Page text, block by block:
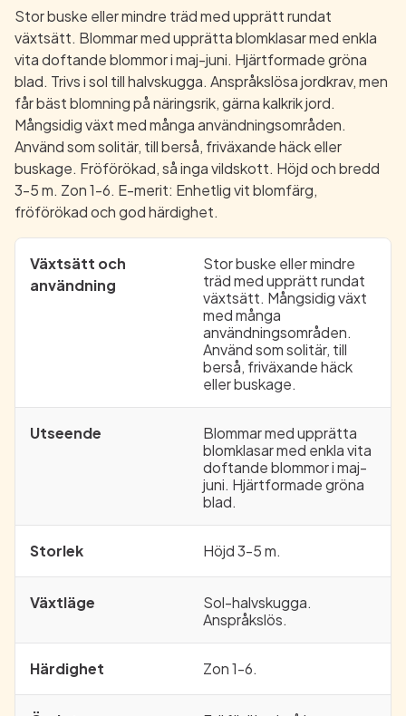
Stor buske eller mindre träd med upprätt rundat
växtsätt. Blommar med upprätta blomklasar med enkla
vita doftande blommor i maj-juni. Hjärtformade gröna
blad. Trivs i sol till halvskugga. Anspråkslösa jordkrav, men
får bäst blomning på näringsrik, gärna kalkrik jord.
Mångsidig växt med många användningsområden.
Använd som solitär, till berså, friväxande häck eller
buskage. Fröförökad, så inga vildskott. Höjd och bredd
3-5 m. Zon 1-6. E-merit: Enhetlig vit blomfärg,
fröförökad och god härdighet.
Växtsätt och
användning
Stor buske eller mindre
träd med upprätt rundat
växtsätt. Mångsidig växt
med många
användningsområden.
Använd som solitär, till
berså, friväxande häck
eller buskage.
Utseende
Blommar med upprätta
blomklasar med enkla vita
doftande blommor i maj-
juni. Hjärtformade gröna
blad.
Storlek Höjd 3-5 m.
Växtläge
Sol-halvskugga.
Anspråkslös.
Härdighet Zon 1-6.